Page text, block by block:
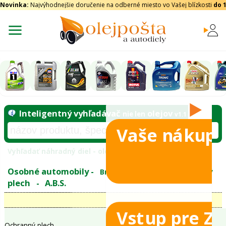
Novinka: Najvýhodnejšie doručenie na odberné miesto vo Vašej blízkosti do
Inteligentný vyhľadávač
Vyhľadať náhradný diel - olejový filter -
Vaše nákupy
Vstup pre